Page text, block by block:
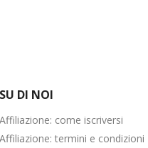
SU DI NOI
Affiliazione: come iscriversi
Affiliazione: termini e condizioni